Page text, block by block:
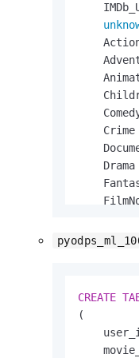
Crime
Drama
War
CREATE
(